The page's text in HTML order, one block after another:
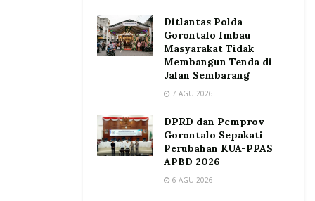
Ditlantas Polda
Gorontalo Imbau
Masyarakat Tidak
Membangun Tenda di
Jalan Sembarang
7 AGU 2026
DPRD dan Pemprov
Gorontalo Sepakati
Perubahan KUA-PPAS
APBD 2026
6 AGU 2026